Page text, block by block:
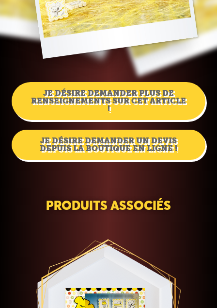
JE DÉSIRE DEMANDER PLUS DE
RENSEIGNEMENTS SUR CET ARTICLE
!
JE DÉSIRE DEMANDER UN DEVIS
DEPUIS LA BOUTIQUE EN LIGNE !
PRODUITS ASSOCIÉS